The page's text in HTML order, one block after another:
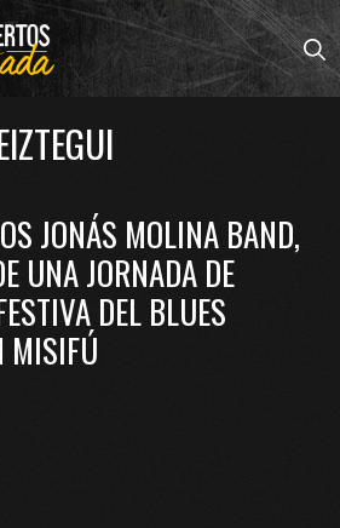
JONÁS MOLINA BAND,
UNA JORNADA DE
DEL BLUES
MISIFÚ